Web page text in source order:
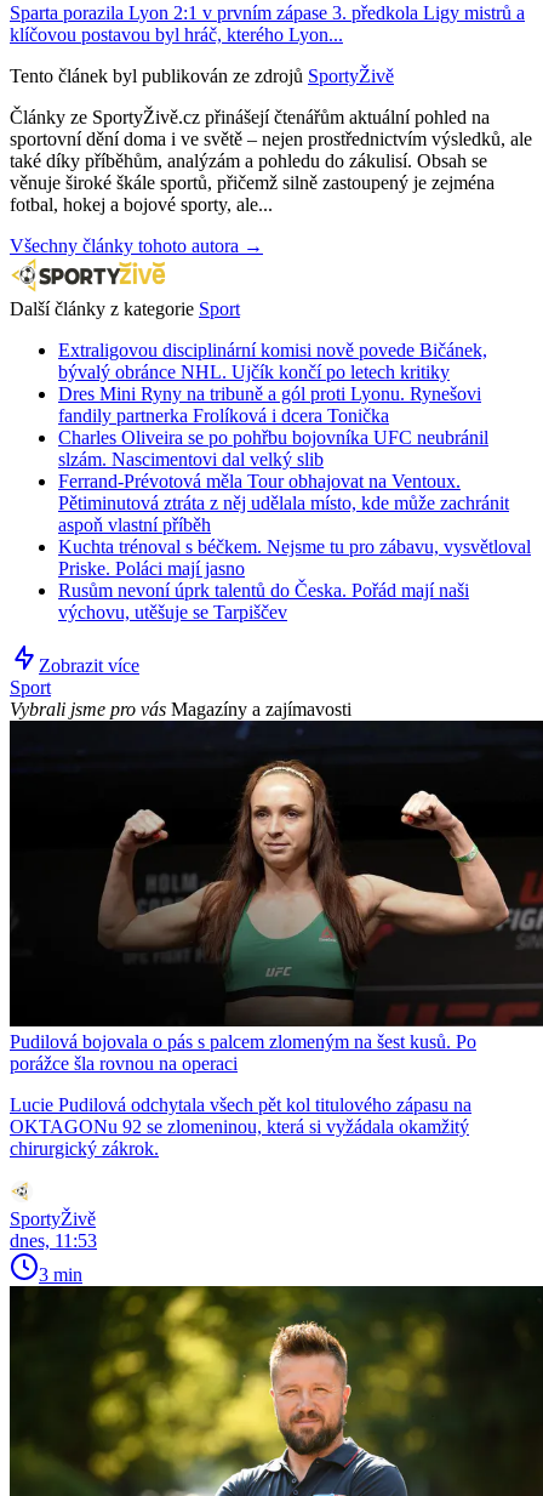
Sparta porazila Lyon 2:1 v prvním zápase 3. předkola Ligy mistrů a
klíčovou postavou byl hráč, kterého Lyon...
Tento článek byl publikován ze zdrojů SportyŽivě
Články ze SportyŽivě.cz přinášejí čtenářům aktuální pohled na
sportovní dění doma i ve světě – nejen prostřednictvím výsledků, ale
také díky příběhům, analýzám a pohledu do zákulisí. Obsah se
věnuje široké škále sportů, přičemž silně zastoupený je zejména
fotbal, hokej a bojové sporty, ale...
Všechny články tohoto autora →
Další články z kategorie Sport
Extraligovou disciplinární komisi nově povede Bičánek,
bývalý obránce NHL. Ujčík končí po letech kritiky
Dres Mini Ryny na tribuně a gól proti Lyonu. Rynešovi
fandily partnerka Frolíková i dcera Tonička
Charles Oliveira se po pohřbu bojovníka UFC neubránil
slzám. Nascimentovi dal velký slib
Ferrand-Prévotová měla Tour obhajovat na Ventoux.
Pětiminutová ztráta z něj udělala místo, kde může zachránit
aspoň vlastní příběh
Kuchta trénoval s béčkem. Nejsme tu pro zábavu, vysvětloval
Priske. Poláci mají jasno
Rusům nevoní úprk talentů do Česka. Pořád mají naši
výchovu, utěšuje se Tarpiščev
Zobrazit více
Sport
Vybrali jsme pro vás Magazíny a zajímavosti
Pudilová bojovala o pás s palcem zlomeným na šest kusů. Po
porážce šla rovnou na operaci
Lucie Pudilová odchytala všech pět kol titulového zápasu na
OKTAGONu 92 se zlomeninou, která si vyžádala okamžitý
chirurgický zákrok.
SportyŽivě
dnes, 11:53
3 min